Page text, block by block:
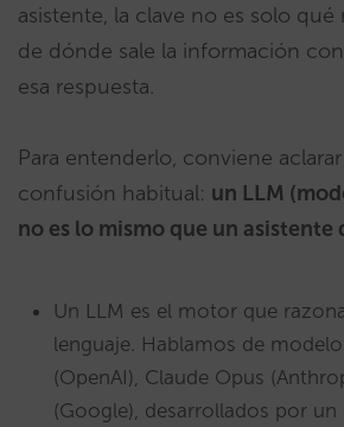
asistente, la clave no es solo qué
de dónde sale la información
esa respuesta.
Para entenderlo, conviene
confusión habitual: un LLM
no es lo mismo que un asistente
Un LLM es el motor que
lenguaje. Hablamos de
(OpenAI), Claude Opus
(Google), desarrollados por